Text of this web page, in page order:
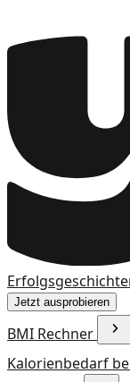
Jetzt ausprobieren
BMI Rechner
Kalorienbedarf